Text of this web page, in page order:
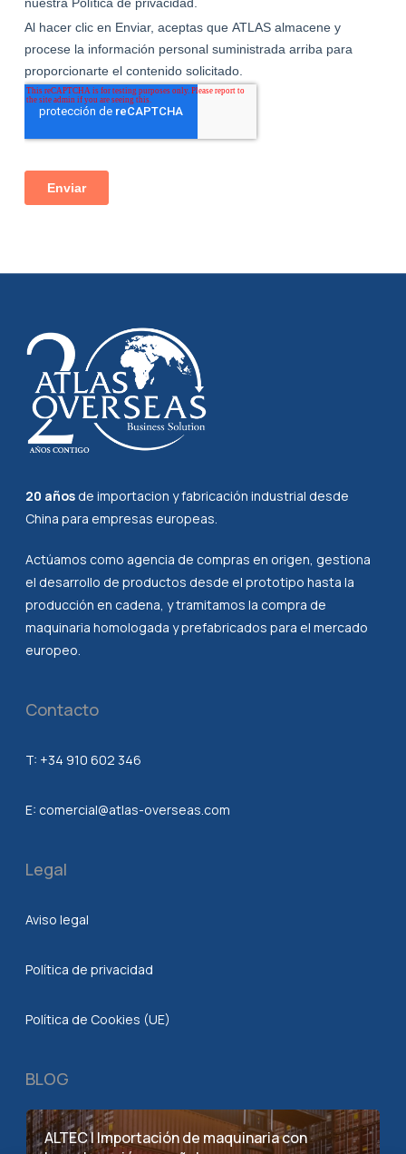
20 años de importacion y fabricación industrial desde
China para empresas europeas.
Actúamos como agencia de compras en origen, gestiona
el desarrollo de productos desde el prototipo hasta la
producción en cadena, y tramitamos la compra de
maquinaria homologada y prefabricados para el mercado
europeo.
Contacto
T: +34 910 602 346
E: comercial@atlas-overseas.com
Legal
Aviso legal
Política de privacidad
Política de Cookies (UE)
BLOG
ALTEC | Importación de maquinaria con